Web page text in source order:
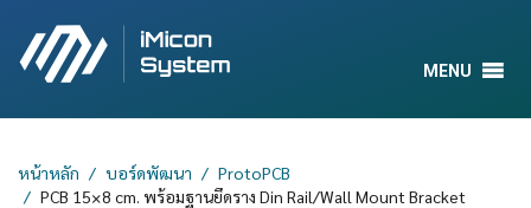
MENU
หน้าหลัก บอร์ดพัฒนา
ProtoPCB
PCB 15×8 cm. พร้อมฐานยึดราง Din Rail/Wall Mount Bracket